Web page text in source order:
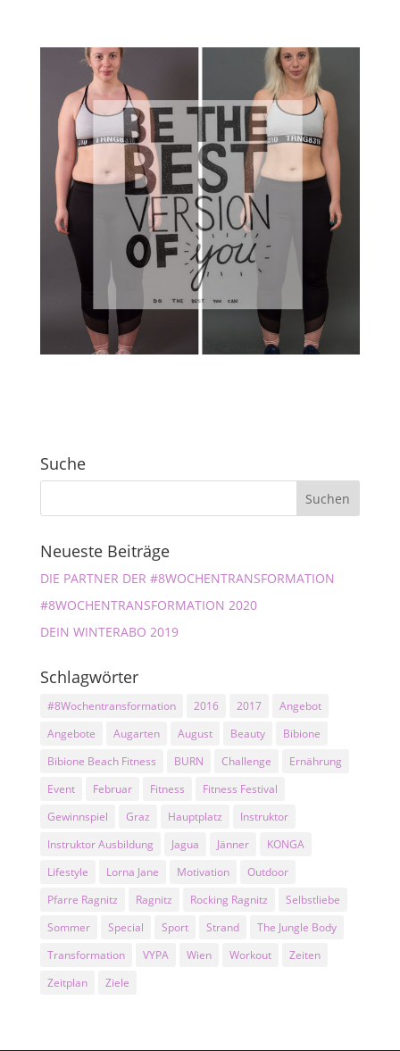
Suche
Neueste Beiträge
DIE PARTNER DER #8WOCHENTRANSFORMATION
#8WOCHENTRANSFORMATION 2020
DEIN WINTERABO 2019
Schlagwörter
#8Wochentransformation 2016 2017
Angebot
Angebote
Augarten August Beauty
Bibione
Bibione Beach Fitness
BURN Challenge
Ernährung
Event
Februar Fitness
Fitness Festival
Gewinnspiel
Graz Hauptplatz
Instruktor
Instruktor Ausbildung
Jagua Jänner
KONGA
Lifestyle
Lorna Jane Motivation
Outdoor
Pfarre Ragnitz
Ragnitz Rocking Ragnitz
Selbstliebe
Sommer
Special Sport Strand
The Jungle Body
Transformation
VYPA Wien Workout
Zeiten
Zeitplan
Ziele